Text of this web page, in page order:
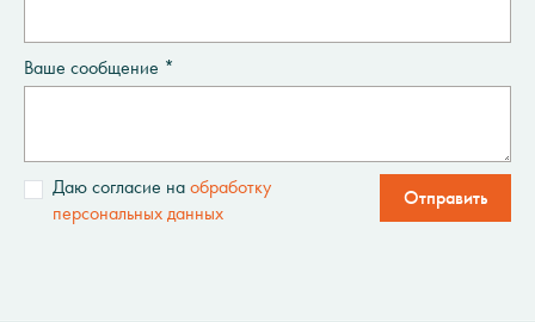
Ваше сообщение *
Даю согласие на обработку
персональных данных
Отправить